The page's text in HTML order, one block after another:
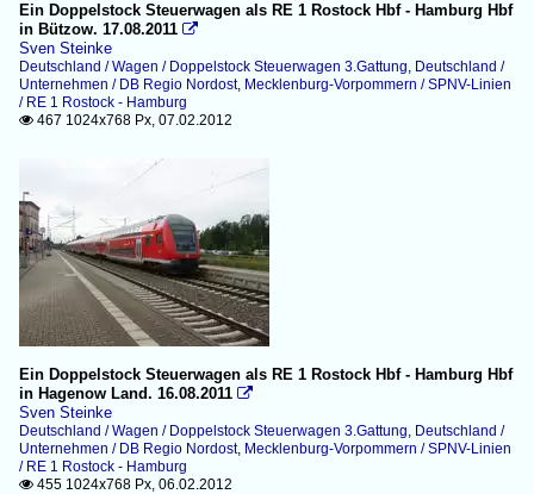
Ein Doppelstock Steuerwagen als RE 1 Rostock Hbf - Hamburg Hbf
in Bützow. 17.08.2011 
Sven Steinke
Deutschland / Wagen / Doppelstock Steuerwagen 3.Gattung, Deutschland /
Unternehmen / DB Regio Nordost, Mecklenburg-Vorpommern / SPNV-Linien
/ RE 1 Rostock - Hamburg
 467 1024x768 Px, 07.02.2012
Ein Doppelstock Steuerwagen als RE 1 Rostock Hbf - Hamburg Hbf
in Hagenow Land. 16.08.2011 
Sven Steinke
Deutschland / Wagen / Doppelstock Steuerwagen 3.Gattung, Deutschland /
Unternehmen / DB Regio Nordost, Mecklenburg-Vorpommern / SPNV-Linien
/ RE 1 Rostock - Hamburg
 455 1024x768 Px, 06.02.2012